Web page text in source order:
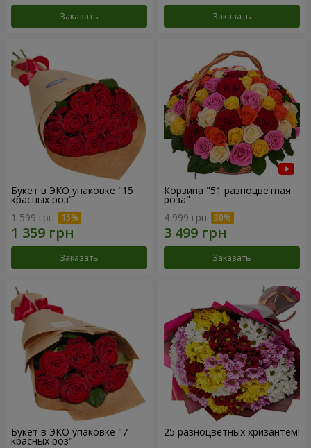
Заказать Заказать
Букет в ЭКО упаковке "15
красных роз"
1 599 грн
Заказать
Корзина "51 разноцветная
роза"
4 999 грн
Заказать
Букет в ЭКО упаковке "7
красных роз"
25 разноцветных хризантем!